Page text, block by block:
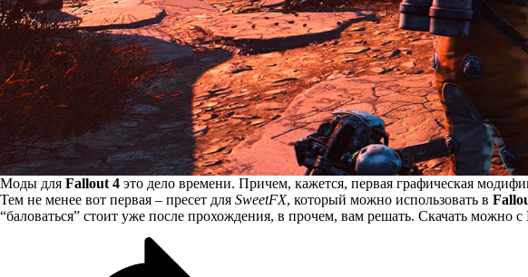
Моды для Fallout 4 это дело времени. Причем, кажется, первая графическая
Тем не менее вот первая – пресет для SweetFX, который можно использовать в
“баловаться” стоит уже после прохождения, в прочем, вам решать. Скачать можно с